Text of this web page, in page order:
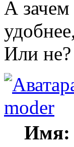
А зачем
Или не?
moder
Имя: